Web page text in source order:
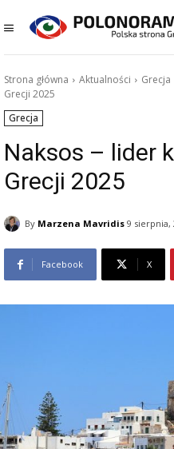
Strona główna Aktualności Grecja
Grecji 2025
Grecja
Naksos – lider
Grecji 2025
By Marzena Mavridis 9 sierpnia,
Facebook X